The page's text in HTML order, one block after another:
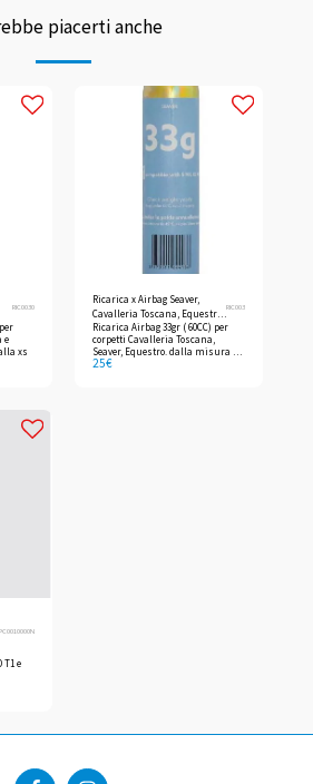
piacerti anche
RIC0030
e
xs
Ricarica x Airbag Seaver,
Cavalleria Toscana, Equestro.
33gr (60cc)
RIC003
Ricarica Airbag 33gr ( 60CC) per
corpetti Cavalleria Toscana,
Seaver, Equestro. dalla misura S
alla XL
25€
PC0010000N
e